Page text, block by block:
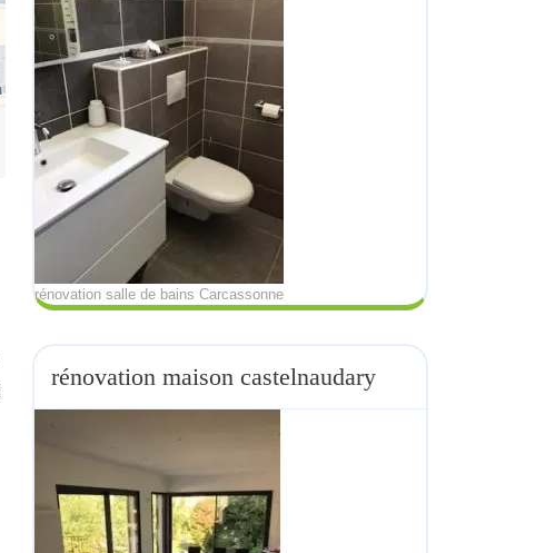
rénovation salle de bains Carcassonne
rénovation maison castelnaudary